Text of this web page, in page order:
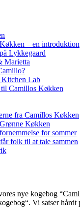
– en introduktion
Lykkegaard
Marietta
Kitchen Lab
Camillos Køkken
fra Camillos Køkken
Køkken
for sommer
folk til at tale sammen
nye kogebog
Vi satser hårdt